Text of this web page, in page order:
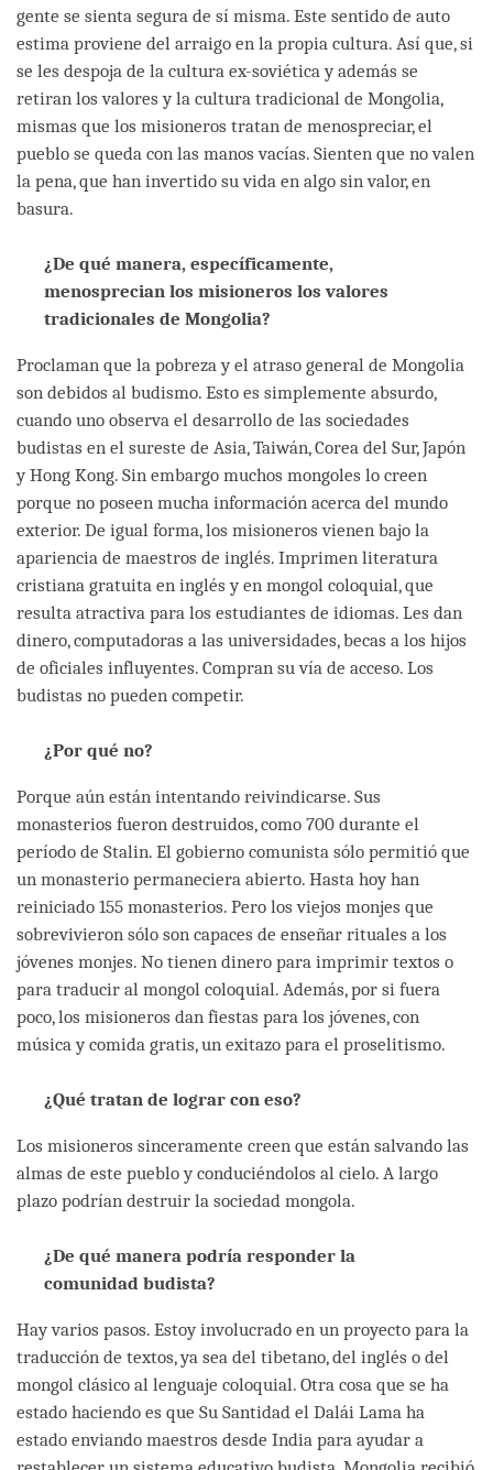
gente se sienta segura de sí misma. Este sentido de auto
estima proviene del arraigo en la propia cultura. Así que, si
se les despoja de la cultura ex-soviética y además se
retiran los valores y la cultura tradicional de Mongolia,
mismas que los misioneros tratan de menospreciar, el
pueblo se queda con las manos vacías. Sienten que no valen
la pena, que han invertido su vida en algo sin valor, en
basura.
¿De qué manera, específicamente,
menosprecian los misioneros los valores
tradicionales de Mongolia?
Proclaman que la pobreza y el atraso general de Mongolia
son debidos al budismo. Esto es simplemente absurdo,
cuando uno observa el desarrollo de las sociedades
budistas en el sureste de Asia, Taiwán, Corea del Sur, Japón
y Hong Kong. Sin embargo muchos mongoles lo creen
porque no poseen mucha información acerca del mundo
exterior. De igual forma, los misioneros vienen bajo la
apariencia de maestros de inglés. Imprimen literatura
cristiana gratuita en inglés y en mongol coloquial, que
resulta atractiva para los estudiantes de idiomas. Les dan
dinero, computadoras a las universidades, becas a los hijos
de oficiales influyentes. Compran su vía de acceso. Los
budistas no pueden competir.
¿Por qué no?
Porque aún están intentando reivindicarse. Sus
monasterios fueron destruidos, como 700 durante el
período de Stalin. El gobierno comunista sólo permitió que
un monasterio permaneciera abierto. Hasta hoy han
reiniciado 155 monasterios. Pero los viejos monjes que
sobrevivieron sólo son capaces de enseñar rituales a los
jóvenes monjes. No tienen dinero para imprimir textos o
para traducir al mongol coloquial. Además, por si fuera
poco, los misioneros dan fiestas para los jóvenes, con
música y comida gratis, un exitazo para el proselitismo.
¿Qué tratan de lograr con eso?
Los misioneros sinceramente creen que están salvando las
almas de este pueblo y conduciéndolos al cielo. A largo
plazo podrían destruir la sociedad mongola.
¿De qué manera podría responder la
comunidad budista?
Hay varios pasos. Estoy involucrado en un proyecto para la
traducción de textos, ya sea del tibetano, del inglés o del
mongol clásico al lenguaje coloquial. Otra cosa que se ha
estado haciendo es que Su Santidad el Dalái Lama ha
estado enviando maestros desde India para ayudar a